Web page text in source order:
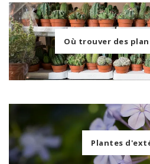
Où trouver des
Plantes